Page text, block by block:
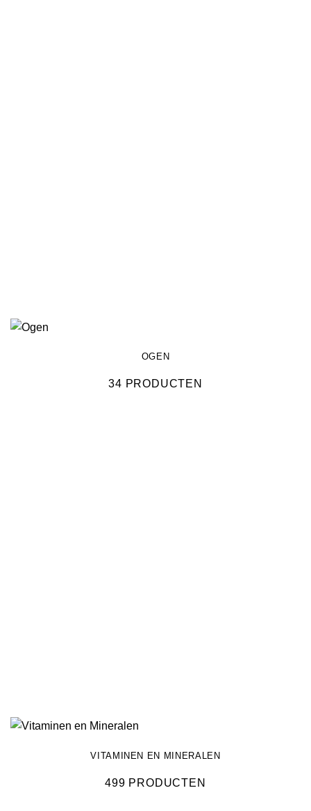
OGEN
34 PRODUCTEN
VITAMINEN EN MINERALEN
499 PRODUCTEN